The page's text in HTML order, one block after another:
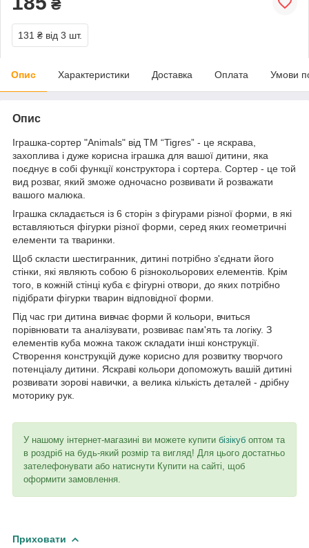
₴
131 ₴ від 3 шт.
Опис Характеристики Доставка Оплата Умови
Опис
Іграшка-сортер "Animals" від ТМ “Tigres” - це яскрава,
захоплива і дуже корисна іграшка для вашої дитини, яка
поєднує в собі функції конструктора і сортера. Сортер - це той
вид розваг, який зможе одночасно розвивати й розважати
вашого малюка.
Іграшка складається із 6 сторін з фігурами різної форми, в які
вставляються фігурки різної форми, серед яких геометричні
елементи та тваринки.
Щоб скласти шестигранник, дитині потрібно з'єднати його
стінки, які являють собою 6 різнокольорових елементів. Крім
того, в кожній стінці куба є фігурні отвори, до яких потрібно
підібрати фігурки тварин відповідної форми.
Під час гри дитина вивчає форми й кольори, вчиться
порівнювати та аналізувати, розвиває пам'ять та логіку. З
елементів куба можна також складати інші конструкції.
Створення конструкцій дуже корисно для розвитку творчого
потенціалу дитини. Яскраві кольори допоможуть вашій дитині
розвивати зорові навички, а велика кількість деталей - дрібну
моторику рук.
У нашому інтернет-магазині ви можете купити бізікуб оптом та
в роздріб на будь-який розмір та вигляд! Для цього достатньо
зателефонувати або натиснути Купити на сайті, щоб
оформити замовлення.
Приховати